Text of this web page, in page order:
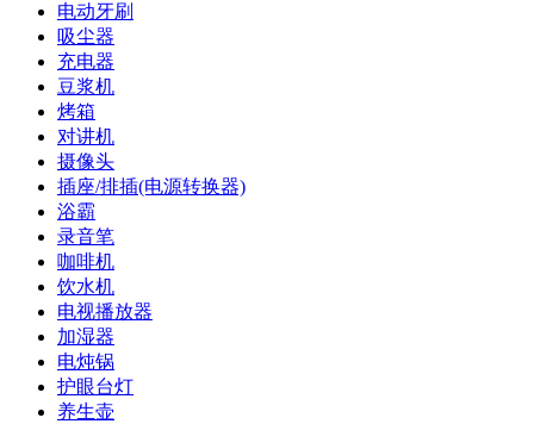
电动牙刷
吸尘器
充电器
豆浆机
烤箱
对讲机
摄像头
插座/排插(电源转换器)
浴霸
录音笔
咖啡机
饮水机
电视播放器
加湿器
电炖锅
护眼台灯
养生壶